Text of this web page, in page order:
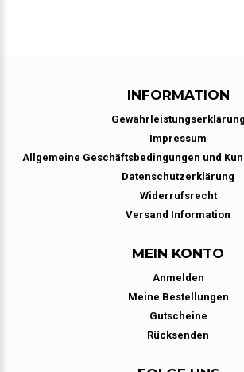
INFORMATION
Gewährleistungserklärung
Impressum
Allgemeine Geschäftsbedingungen und
Datenschutzerklärung
Widerrufsrecht
Versand Information
MEIN KONTO
Anmelden
Meine Bestellungen
Gutscheine
Rücksenden